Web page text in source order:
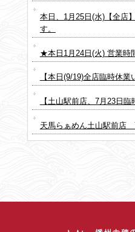
本日、1月25日(水)【全店
す。
★本日1月24日(火) 営業時
【本日(9/19)全店臨時休業
【土山駅前店、7月23日臨
天馬らぁめん土山駅前店